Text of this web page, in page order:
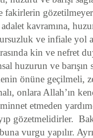
kavramına,
ve infiale yol
kin ve nefret
huzurun ve barışın
önüne geçilmeli,
onlara Allah’ın
etmeden
gözetmelidirler.
vurgu yapılır.